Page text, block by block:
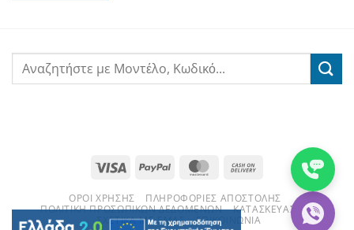
Visa PayPal MasterCard
Delivery
ΌΡΟΙ ΧΡΉΣΗΣ
ΠΛΗΡΟΦΟΡΊΕΣ ΑΠΟΣΤΟΛΉΣ
ΠΟΛΙΤΙΚΉ ΠΡΟΣΩΠΙΚΏΝ ΔΕΔΟΜΈΝΩΝ
ΚΑΤΑΣΚΕΥΑΣΤΈΣ
ΣΧΕΤΙΚΆ ΜΕ ΕΜΆΣ
ΕΠΙΚΟΙΝΩΝΊΑ